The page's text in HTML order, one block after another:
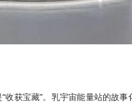
获宝藏”。乳宇宙能量站的故